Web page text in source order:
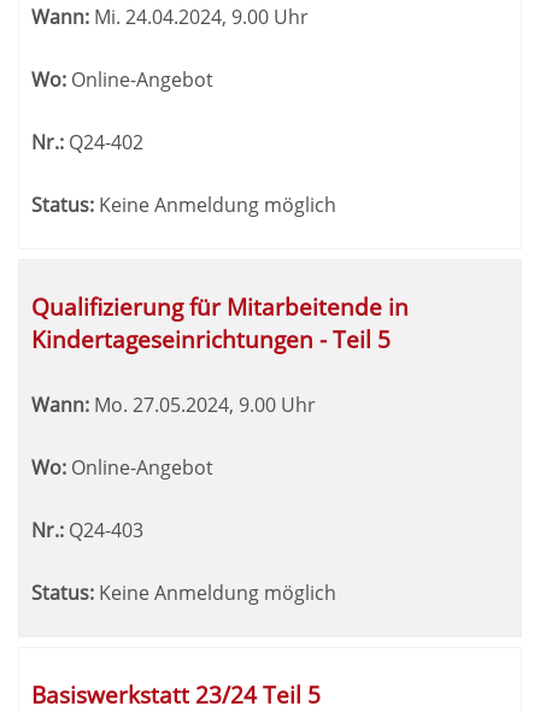
Wann: Mi. 24.04.2024, 9.00 Uhr
Wo: Online-Angebot
Nr.: Q24-402
Status: Keine Anmeldung möglich
Qualifizierung für Mitarbeitende in
Kindertageseinrichtungen - Teil 5
Wann: Mo. 27.05.2024, 9.00 Uhr
Wo: Online-Angebot
Nr.: Q24-403
Status: Keine Anmeldung möglich
Basiswerkstatt 23/24 Teil 5